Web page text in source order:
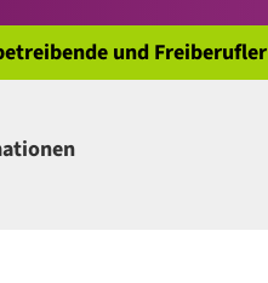
und Freiberufler